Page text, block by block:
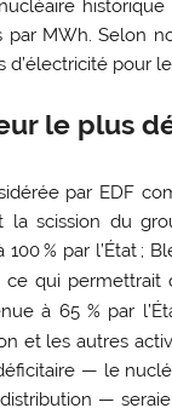
historique
par MWh. Selon
pour
le plus
par EDF
la scission du
100 % par l’État ;
ce qui
à 65 % par
et les autres
— le
—